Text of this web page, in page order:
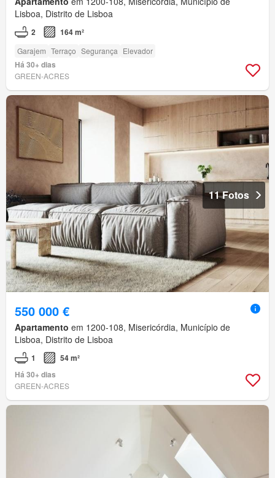
Lisboa, Distrito de Lisboa
2 164 m²
Garajem Terraço Segurança Elevador
Há 30+ dias
GREEN-ACRES
11 Fotos
550 000 €
Apartamento em 1200-108, Misericórdia, Município de
Lisboa, Distrito de Lisboa
1
54 m²
Há 30+ dias
GREEN-ACRES